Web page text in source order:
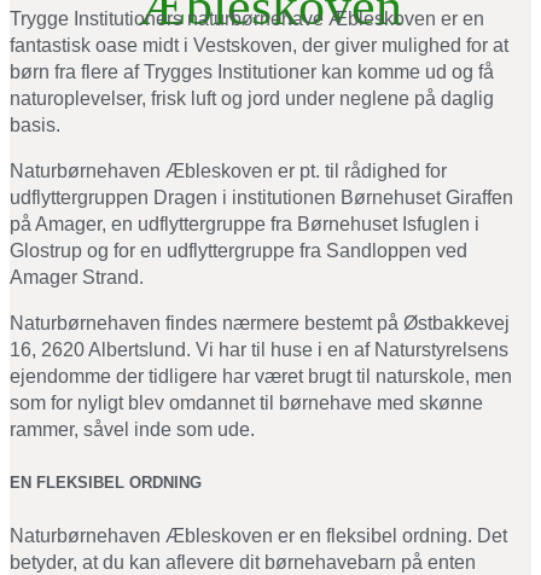
Trygge Institutioners naturbørnehave Æbleskoven er en
fantastisk oase midt i Vestskoven, der giver mulighed for at
børn fra flere af Trygges Institutioner kan komme ud og få
naturoplevelser, frisk luft og jord under neglene på daglig
basis.
Naturbørnehaven Æbleskoven er pt. til rådighed for
udflyttergruppen Dragen i institutionen Børnehuset Giraffen
på Amager, en udflyttergruppe fra Børnehuset Isfuglen i
Glostrup og for en udflyttergruppe fra Sandloppen ved
Amager Strand.
Naturbørnehaven findes nærmere bestemt på Østbakkevej
16, 2620 Albertslund. Vi har til huse i en af Naturstyrelsens
ejendomme der tidligere har været brugt til naturskole, men
som for nyligt blev omdannet til børnehave med skønne
rammer, såvel inde som ude.
EN FLEKSIBEL ORDNING
Naturbørnehaven Æbleskoven er en fleksibel ordning. Det
betyder, at du kan aflevere dit børnehavebarn på enten